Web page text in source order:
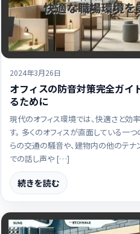
2024年3月26日
オフィスの防音対策完全ガイ
るために
現代のオフィス環境では、快適さと
す。 多くのオフィスが直面している一
らの交通の騒音や、建物内の他のテナ
での話し声や […]
続きを読む